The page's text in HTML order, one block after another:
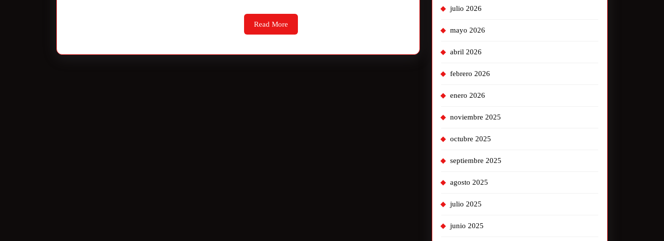
Read More
julio 2026
mayo 2026
abril 2026
febrero 2026
enero 2026
noviembre 2025
octubre 2025
septiembre 2025
agosto 2025
julio 2025
junio 2025